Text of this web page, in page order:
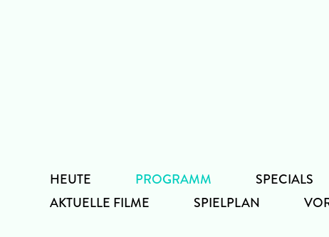
HEUTE
PROGRAMM
AKTUELLE FILME
SPIELPLAN
SPECIALS